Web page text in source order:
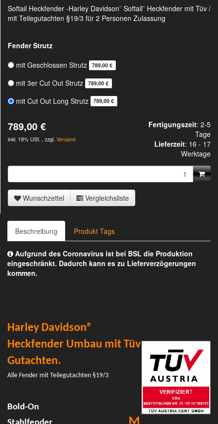
Softail Heckfender -Harley Davidson¨ Softail¨ Heckfender mit Tüv /
mit Teilegutachten §19/3 für 2 Personen Zulassung
Fender Strutz
mit Geschlossen Strutz
789,00 €
mit 3er Cut Out Strutz 789,00 €
mit Cut Out Long Strutz 789,00 €
789,00 €
inkl. 19% USt. , zzgl. Versand
Fertigungszeit: 2-5
Tage
Lieferzeit: 16 - 17
Werktage
Wunschzettel Vergleichsliste
Beschreibung Produkt Tags
Aufgrund des Coronavirus ist bei BSL die Produktion
eingeschränkt. Dadurch kann es zu Lieferverzögerungen
kommen.
Harley Davidson®
Heckfender Umbau mit Tüv
Gutachten.
Alle Fender mit Teilegutachten §19/3
Bold-On